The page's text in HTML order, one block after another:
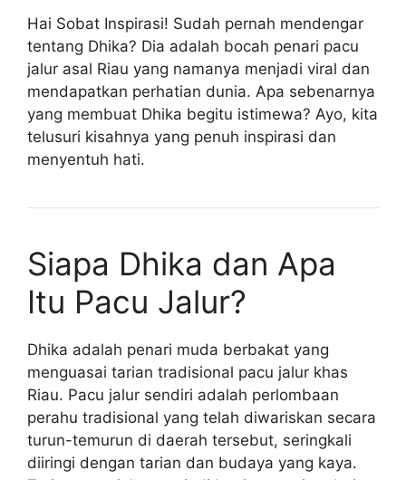
Hai Sobat Inspirasi! Sudah pernah mendengar
tentang Dhika? Dia adalah bocah penari pacu
jalur asal Riau yang namanya menjadi viral dan
mendapatkan perhatian dunia. Apa sebenarnya
yang membuat Dhika begitu istimewa? Ayo, kita
telusuri kisahnya yang penuh inspirasi dan
menyentuh hati.
Siapa Dhika dan Apa
Itu Pacu Jalur?
Dhika adalah penari muda berbakat yang
menguasai tarian tradisional pacu jalur khas
Riau. Pacu jalur sendiri adalah perlombaan
perahu tradisional yang telah diwariskan secara
turun-temurun di daerah tersebut, seringkali
diiringi dengan tarian dan budaya yang kaya.